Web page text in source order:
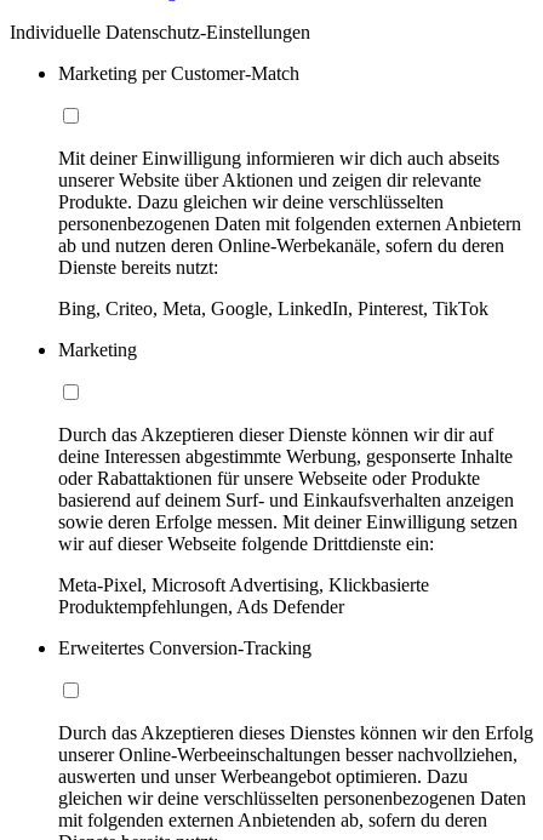
Individuelle Datenschutz-Einstellungen
Marketing per Customer-Match
Mit deiner Einwilligung informieren wir dich auch abseits
unserer Website über Aktionen und zeigen dir relevante
Produkte. Dazu gleichen wir deine verschlüsselten
personenbezogenen Daten mit folgenden externen Anbietern
ab und nutzen deren Online-Werbekanäle, sofern du deren
Dienste bereits nutzt:
Bing, Criteo, Meta, Google, LinkedIn, Pinterest, TikTok
Marketing
Durch das Akzeptieren dieser Dienste können wir dir auf
deine Interessen abgestimmte Werbung, gesponserte Inhalte
oder Rabattaktionen für unsere Webseite oder Produkte
basierend auf deinem Surf- und Einkaufsverhalten anzeigen
sowie deren Erfolge messen. Mit deiner Einwilligung setzen
wir auf dieser Webseite folgende Drittdienste ein:
Meta-Pixel, Microsoft Advertising, Klickbasierte
Produktempfehlungen, Ads Defender
Erweitertes Conversion-Tracking
Durch das Akzeptieren dieses Dienstes können wir den Erfolg
unserer Online-Werbeeinschaltungen besser nachvollziehen,
auswerten und unser Werbeangebot optimieren. Dazu
gleichen wir deine verschlüsselten personenbezogenen Daten
mit folgenden externen Anbietenden ab, sofern du deren